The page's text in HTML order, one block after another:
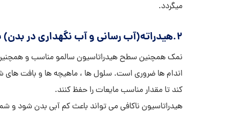
میگردد.
۲.هیدراته(آب رسانی و آب نگهداری در بدن) بدن را حفظ می کند.
نمک همچنین سطح هیدراتاسیون سالمو مناسب و همچنین
اندام ها ضروری است. سلول ها ، ماهیچه ها و بافت
کند تا مقدار مناسب مایعات را حفظ کنند.
هیدراتاسیون ناکافی می تواند باعث کم آبی بدن شود و